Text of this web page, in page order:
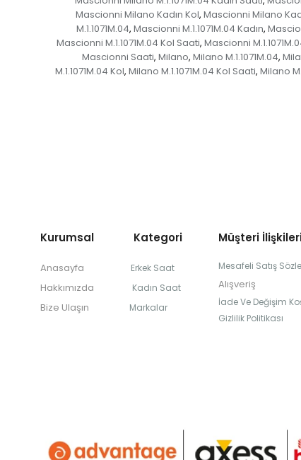
Mascionni Milano Kadın Kol, Mascionni Milano
M.1.1071M.04, Mascionni M.1.1071M.04 Kadın,
Mascionni M.1.1071M.04 Kol Saati, Mascionni
Mascionni Saati, Milano, Milano M.1.1071M.04,
M.1.1071M.04 Kol, Milano M.1.1071M.04 Kol Saati, Milano
Kurumsal Kategori
Anasayfa Erkek Saat
Hakkımızda Kadın Saat
Bize Ulaşın Markalar
Müşteri
Mesafeli Satış
Alışveriş
İade Ve Değişim
Gizlilik Politikası